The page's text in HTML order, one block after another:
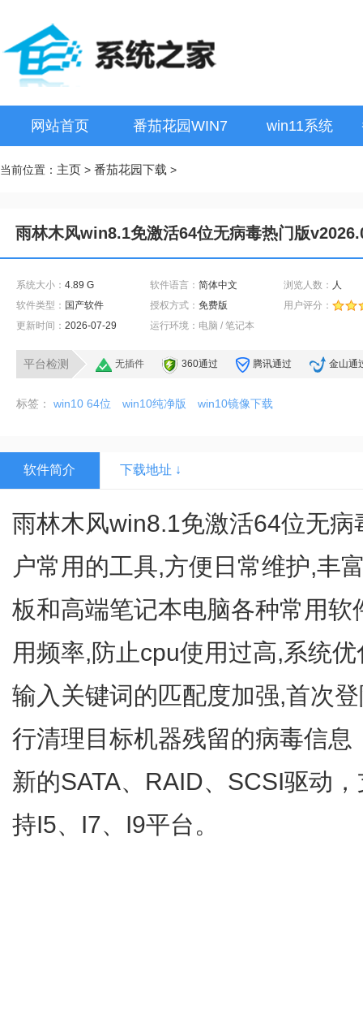
网站首页 番茄花园WIN7 win11系统
当前位置： 主页 > 番茄花园下载 >
雨林木风win8.1免激活64位无病毒热门版
系统大小： 4.89 G 软件语言： 简体中文 浏览人数： 人
软件类型： 国产软件 授权方式： 免费版
用户评分：
更新时间： 2026-07-29 运行环境：电脑 / 笔记本
平台检测 无插件 360通过 腾讯通过 金山通
标签： win10 64位 win10纯净版 win10镜像下载
软件简介 下载地址 ↓
雨林木风win8.1免激活64位无
户常用的工具,方便日常维护,丰
板和高端笔记本电脑各种常用
用频率,防止cpu使用过高,系统
输入关键词的匹配度加强,首次
行清理目标机器残留的病毒信
新的SATA、RAID、SCSI驱动
持I5、I7、I9平台。